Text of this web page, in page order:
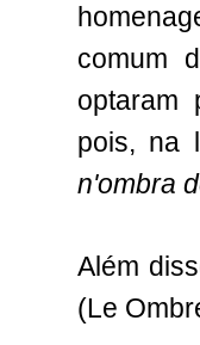
comum
optaram
pois, na
n'ombra
Além
(Le